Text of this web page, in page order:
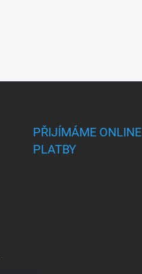
PŘIJÍMÁME ONLINE
PLATBY